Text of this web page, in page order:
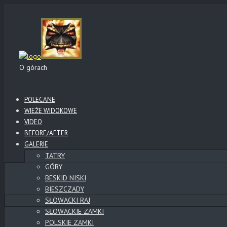
O górach
POLECANE
WIEŻE WIDOKOWE
VIDEO
BEFORE/AFTER
GALERIE
TATRY
GÓRY
BESKID NISKI
BIESZCZADY
SŁOWACKI RAJ
SŁOWACKIE ZAMKI
POLSKIE ZAMKI